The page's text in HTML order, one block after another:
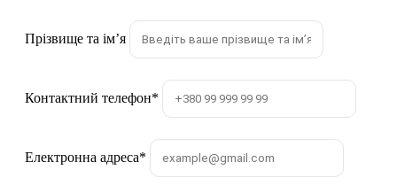
Прізвище та імʼя
Контактний телефон*
Електронна адреса*